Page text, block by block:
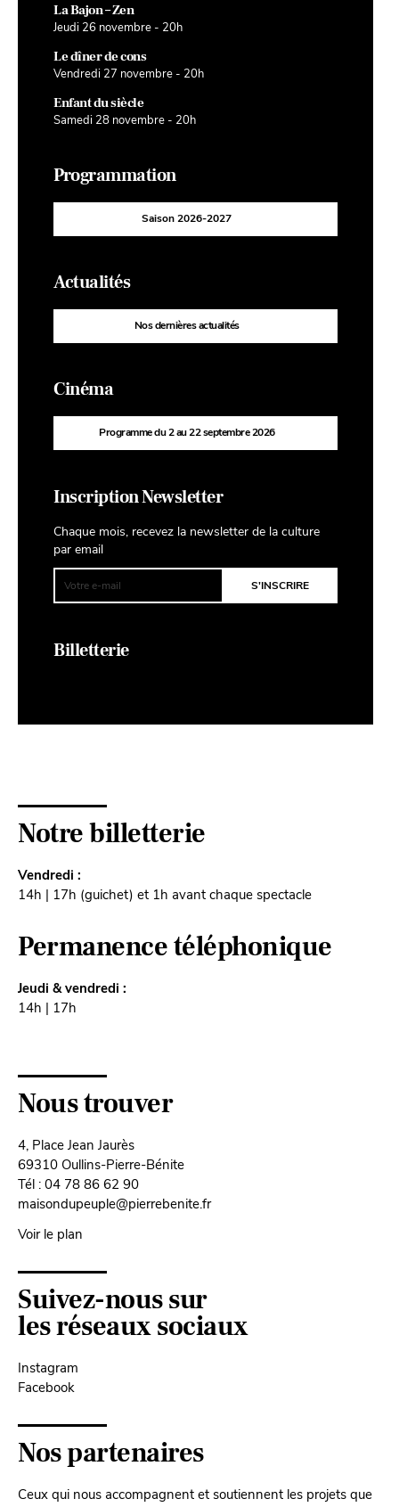
La Bajon – Zen
Jeudi 26 novembre - 20h
Le dîner de cons
Vendredi 27 novembre - 20h
Enfant du siècle
Samedi 28 novembre - 20h
Programmation
Saison 2026-2027
Actualités
Nos dernières actualités
Cinéma
Programme du 2 au 22 septembre 2026
Inscription Newsletter
Chaque mois, recevez la newsletter de la culture
par email
Billetterie
Notre billetterie
Vendredi :
14h | 17h (guichet) et 1h avant chaque spectacle
Permanence téléphonique
Jeudi & vendredi :
14h | 17h
Nous trouver
4, Place Jean Jaurès
69310 Oullins-Pierre-Bénite
Tél : 04 78 86 62 90
maisondupeuple@pierrebenite.fr
Voir le plan
Suivez-nous sur
les réseaux sociaux
Instagram
Facebook
Nos partenaires
Ceux qui nous accompagnent et soutiennent les projets que